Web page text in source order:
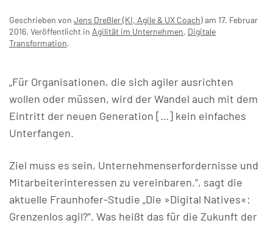
Geschrieben von Jens Dreßler (KI, Agile & UX Coach)am 17. Februar
2016. Veröffentlicht in Agilität im Unternehmen, Digitale
Transformation.
„Für Organisationen, die sich agiler ausrichten
wollen oder müssen, wird der Wandel auch mit dem
Eintritt der neuen Generation […] kein einfaches
Unterfangen.
Ziel muss es sein, Unternehmenserfordernisse und
Mitarbeiterinteressen zu vereinbaren.“, sagt die
aktuelle Fraunhofer-Studie „Die »Digital Natives«:
Grenzenlos agil?“. Was heißt das für die Zukunft der